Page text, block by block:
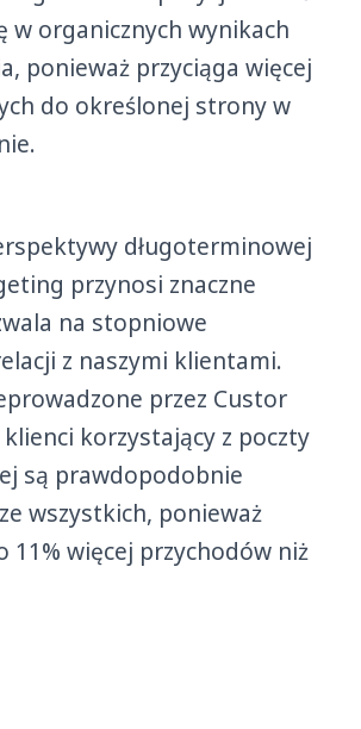
w organicznych wynikach
ponieważ przyciąga więcej
do określonej strony w
długoterminowej
przynosi znaczne
na stopniowe
z naszymi klientami.
przez Custor
korzystający z poczty
są prawdopodobnie
wszystkich, ponieważ
11% więcej przychodów niż